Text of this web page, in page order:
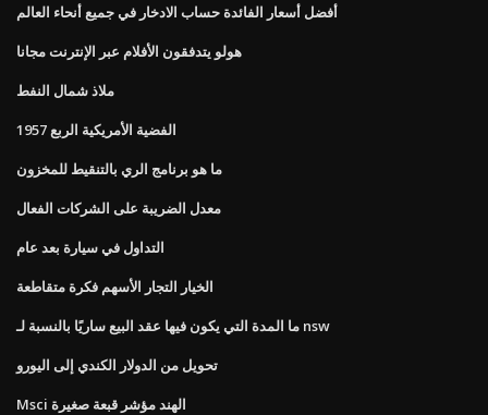
أفضل أسعار الفائدة حساب الادخار في جميع أنحاء العالم
هولو يتدفقون الأفلام عبر الإنترنت مجانا
ملاذ شمال النفط
1957 الفضية الأمريكية الربع
ما هو برنامج الري بالتنقيط للمخزون
معدل الضريبة على الشركات الفعال
التداول في سيارة بعد عام
الخيار التجار الأسهم فكرة متقاطعة
ما المدة التي يكون فيها عقد البيع ساريًا بالنسبة لـ nsw
تحويل من الدولار الكندي إلى اليورو
Msci الهند مؤشر قبعة صغيرة